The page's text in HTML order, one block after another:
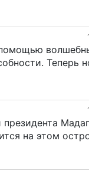
Теперь
на этом